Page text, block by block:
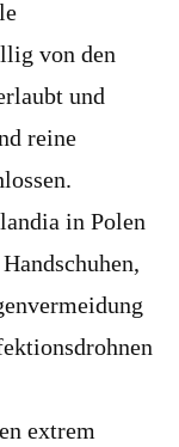
von den
und
reine
in Polen
extrem